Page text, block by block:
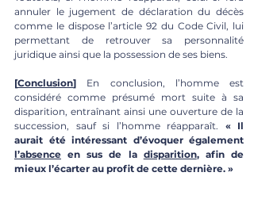
annuler le jugement de déclaration du décès
comme le dispose l’article 92 du Code Civil, lui
permettant de retrouver sa personnalité
juridique ainsi que la possession de ses biens.
[Conclusion] En conclusion, l’homme est
considéré comme présumé mort suite à sa
disparition, entraînant ainsi une ouverture de la
succession, sauf si l’homme réapparaît. « Il
l’absence en sus de la disparition, afin de
mieux l’écarter au profit de cette dernière. »